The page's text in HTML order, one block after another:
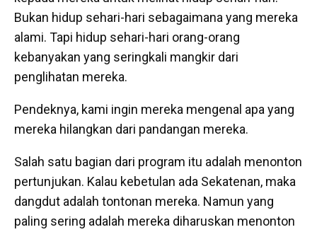
Bukan hidup sehari-hari sebagaimana yang mereka
alami. Tapi hidup sehari-hari orang-orang
kebanyakan yang seringkali mangkir dari
penglihatan mereka.
Pendeknya, kami ingin mereka mengenal apa yang
mereka hilangkan dari pandangan mereka.
Salah satu bagian dari program itu adalah menonton
pertunjukan. Kalau kebetulan ada Sekatenan, maka
dangdut adalah tontonan mereka. Namun yang
paling sering adalah mereka diharuskan menonton